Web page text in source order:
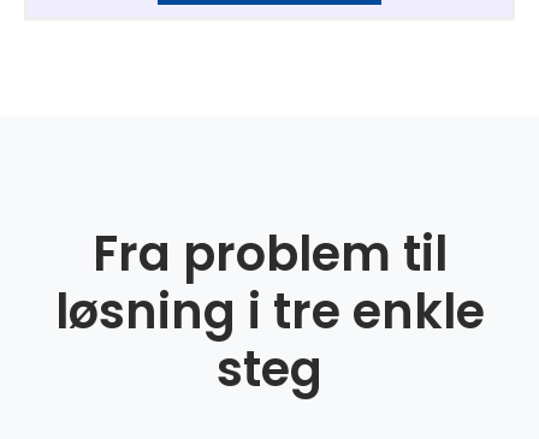
Fra problem til
løsning i tre enkle
steg